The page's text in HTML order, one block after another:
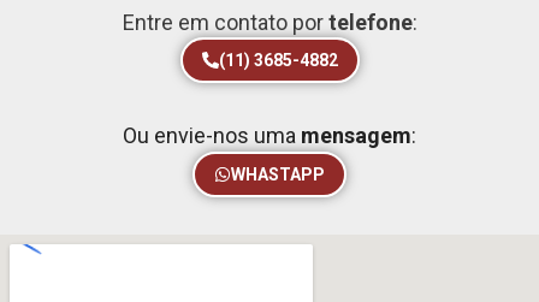
Entre em contato portelefone:
(11) 3685-4882
Ou envie-nos uma mensagem:
WHASTAPP